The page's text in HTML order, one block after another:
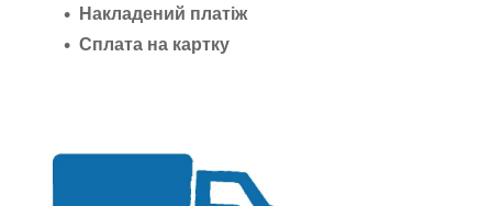
Накладений платіж
Сплата на картку